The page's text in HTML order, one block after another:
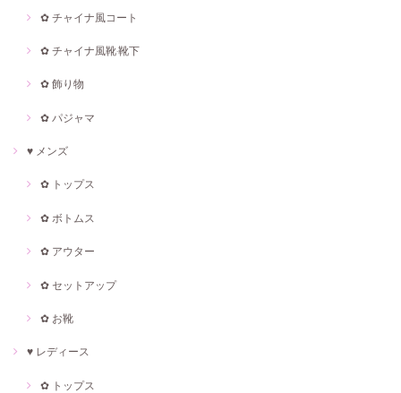
✿ チャイナ風コート
✿ チャイナ風靴·靴下
✿ 飾り物
✿ パジャマ
♥ メンズ
✿ トップス
✿ ボトムス
✿ アウター
✿ セットアップ
✿ お靴
♥ レディース
✿ トップス